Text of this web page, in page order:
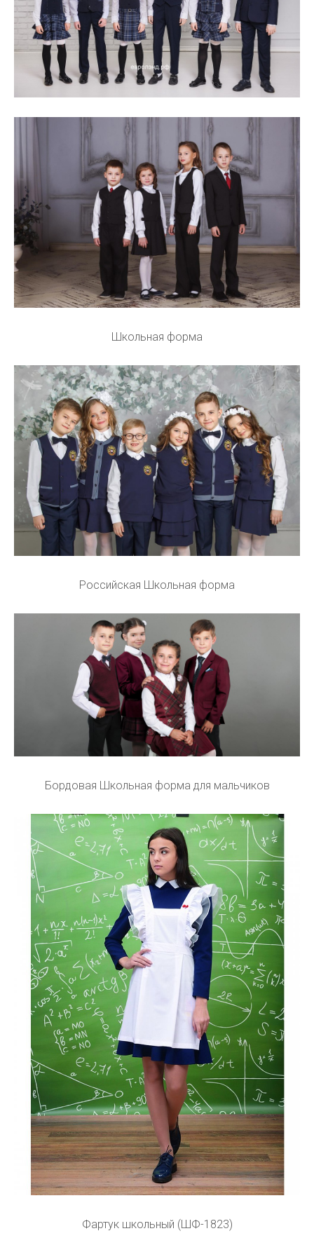
Школьная форма
Российская Школьная форма
Бордовая Школьная форма для мальчиков
Фартук школьный (ШФ-1823)